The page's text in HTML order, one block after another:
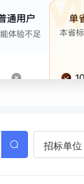
招标单位